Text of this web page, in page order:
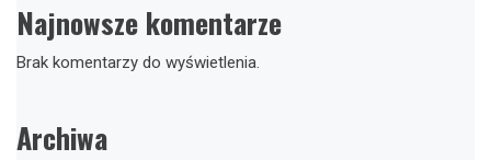
Najnowsze komentarze
Brak komentarzy do wyświetlenia.
Archiwa